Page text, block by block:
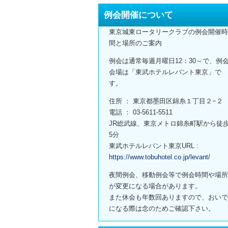
例会開催について
東京城東ロータリークラブの例会開催時
間と場所のご案内
例会は通常毎週月曜日12：30～で、例
会場は「東武ホテルレバント東京」で
す。
住所 ： 東京都墨田区錦糸１丁目２−２
電話 ： 03-5611-5511
JR総武線、東京メトロ錦糸町駅から徒
5分
東武ホテルレバント東京URL :
https://www.tobuhotel.co.jp/levant/
夜間例会、移動例会等で例会時間や場所
が変更になる場合があります。
また休会も年数回ありますので、おいで
になる際は念のためご確認下さい。